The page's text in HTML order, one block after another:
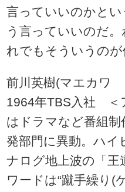
言っていいのかと
う言っていいのだ
れでもそういうのが
前川英樹(マエカワ
1964年TBS入社 ＜
はドラマなど番組
発部門に異動。ハ
ナログ地上波の「王
ワードは“蹴手繰り(